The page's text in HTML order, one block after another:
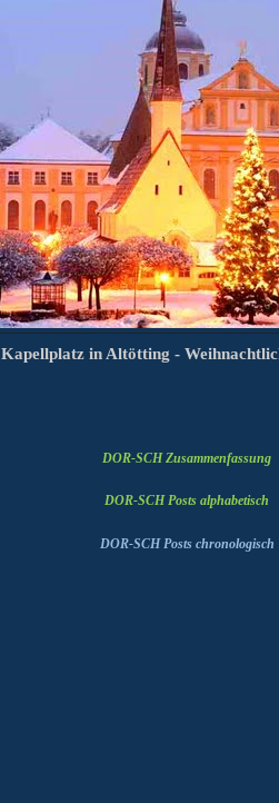
Kapellplatz in Altötting -
DOR-SCH Zusammenfassung
DOR-SCH Posts alphabetisch
DOR-SCH Posts chronologisch